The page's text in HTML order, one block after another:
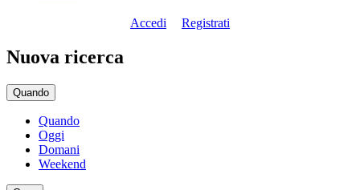
Accedi Registrati
Nuova ricerca
Quando
Quando
Oggi
Domani
Weekend